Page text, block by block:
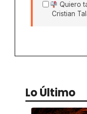
Quiero
Cristian
Lo Último